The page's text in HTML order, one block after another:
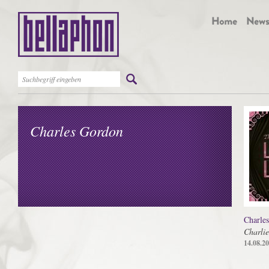
Charles Gordon